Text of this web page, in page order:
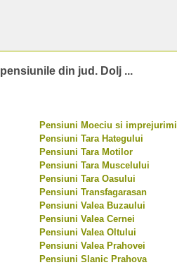
din jud. Dolj ...
Pensiuni Moeciu si imprejurimi
Pensiuni Tara Hategului
Pensiuni Tara Motilor
Pensiuni Tara Muscelului
Pensiuni Tara Oasului
Pensiuni Transfagarasan
Pensiuni Valea Buzaului
Pensiuni Valea Cernei
Pensiuni Valea Oltului
Pensiuni Valea Prahovei
Pensiuni Slanic Prahova